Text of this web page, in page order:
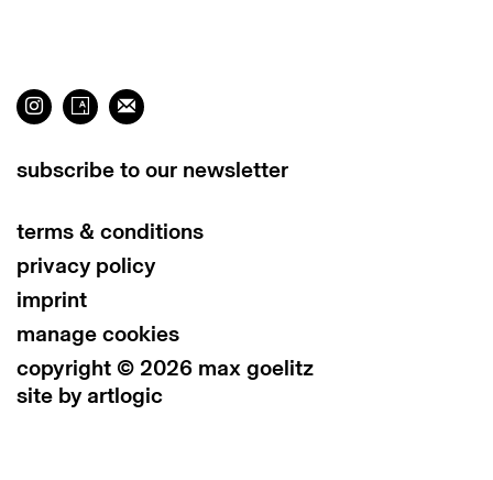
subscribe to our newsletter
terms & conditions
privacy policy
imprint
manage cookies
copyright © 2026 max goelitz
site by artlogic